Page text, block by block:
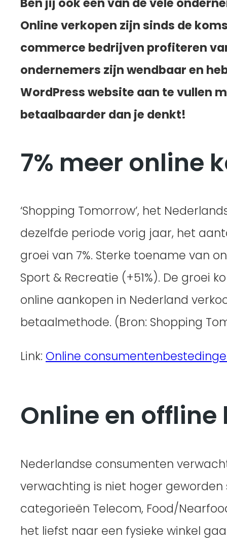
Online verkopen zijn sinds de
commerce bedrijven profiteren
ondernemers zijn wendbaar en
WordPress website aan te vullen
betaalbaarder dan je denkt!
7% meer online
‘Shopping Tomorrow’, het
dezelfde periode vorig jaar, het
groei van 7%. Sterke toename van
Sport & Recreatie (+51%). De groei
online aankopen in Nederland
betaalmethode. (Bron: Shopping
Link: Online
Online en
Nederlandse consumenten
verwachting is niet hoger geworden
categorieën Telecom, Food/
het liefst naar een fysieke winkel